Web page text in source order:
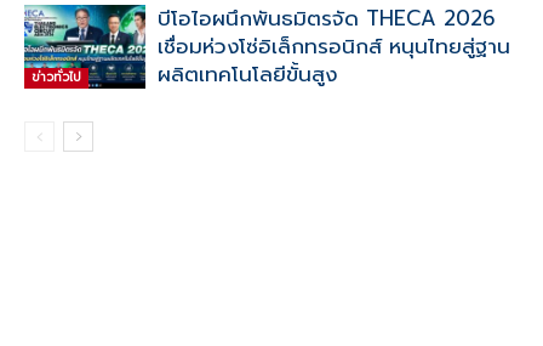
ข่าวทั่วไป
บีโอไอผนึกพันธมิตรจัด THECA 2026
เชื่อมห่วงโซ่อิเล็กทรอนิกส์ หนุนไทยสู่ฐาน
ผลิตเทคโนโลยีขั้นสูง